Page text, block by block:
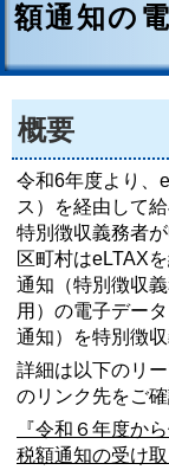
額通知の
概要
令和6年度より、
ス）を経由して
特別徴収義務者
区町村はeLTAX
通知（特別徴収
用）の電子デー
通知）を特別徴
詳細は以下のリ
のリンク先をご確
『令和６年度か
税額通知の受け